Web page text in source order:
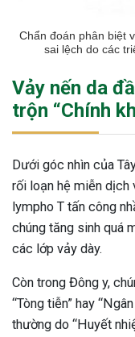
Chẩn đoán phân biệt
sai lệch do các
Vảy nến da
trộn “Chính
Dưới góc nhìn của
rối loạn hệ miễn dịch
lympho T tấn công
chúng tăng sinh quá
các lớp vảy dày.
Còn trong Đông y,
“Tòng tiễn” hay
thường do “Huyết